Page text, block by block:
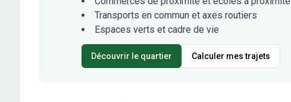
Transports en commun et axes routiers
Espaces verts et cadre de vie
Découvrir le quartier Calculer mes trajets